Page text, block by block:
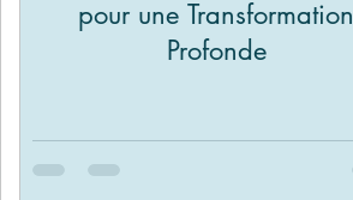
pour une Transformation
Profonde